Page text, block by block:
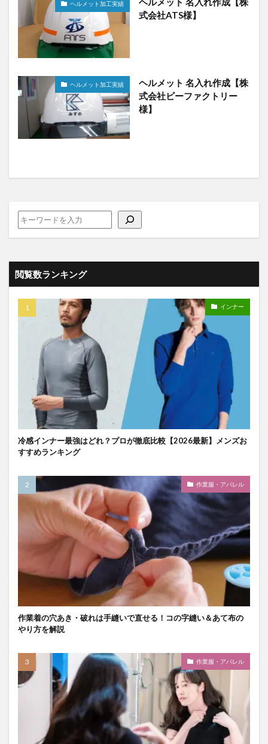
ヘルメット加工実績
式会社ATS様】
ヘルメット加工実績
ヘルメット 名入れ作成【株
式会社ビーファクトリー
様】
閲覧数ランキング
インナー
冷感インナー最強はどれ？プロが徹底比較【2026最新】メンズお
すすめランキング
作業服・アパレル
作業着の穴あき・破れは手縫いで直せる！コの字縫い＆あて布の
やり方を解説
作業服・アパレル